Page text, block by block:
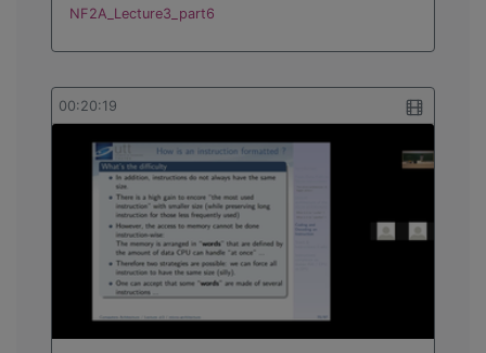
NF2A_Lecture3_part6
00:20:19